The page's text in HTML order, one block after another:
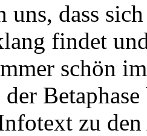
uns, dass
findet
schön
der
zu